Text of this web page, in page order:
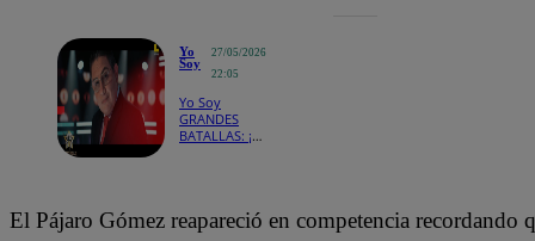
Yo
Soy
27/05/2026
22:05
Yo Soy
GRANDES
BATALLAS: ¡El
recuperar su
lugar en la
El Pájaro Gómez reapareció en competencia recordando